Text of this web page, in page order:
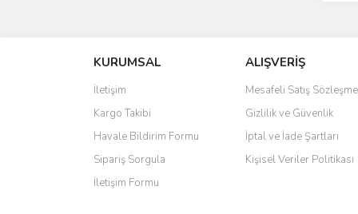
KURUMSAL
İletişim
Kargo Takibi
Havale Bildirim Formu
Sipariş Sorgula
İletişim Formu
ALIŞVERİŞ
Mesafeli Satış
Gizlilik ve Güvenlik
İptal ve İade Şartları
Kişisel Veriler Politikası